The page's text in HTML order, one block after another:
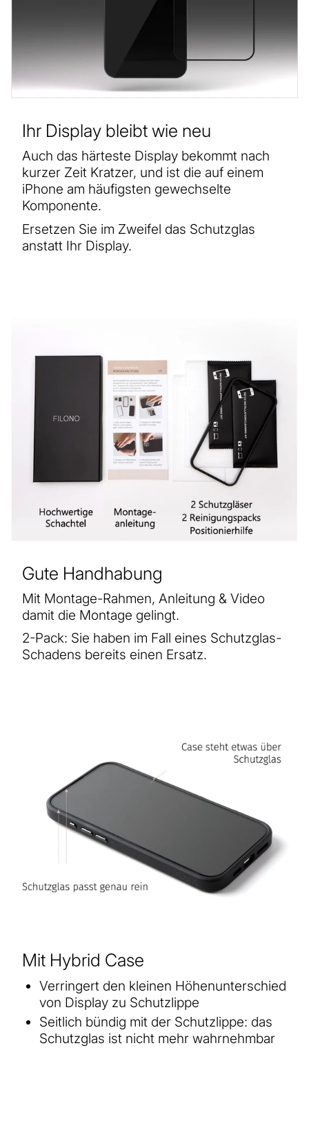
Ihr Display bleibt wie neu
Auch das härteste Display bekommt nach
kurzer Zeit Kratzer, und ist die auf einem
iPhone am häufigsten gewechselte
Komponente.
Ersetzen Sie im Zweifel das Schutzglas
anstatt Ihr Display.
Gute Handhabung
Mit Montage-Rahmen, Anleitung & Video
damit die Montage gelingt.
2-Pack: Sie haben im Fall eines Schutzglas-
Schadens bereits einen Ersatz.
Mit Hybrid Case
Verringert den kleinen Höhenunterschied
von Display zu Schutzlippe
Seitlich bündig mit der Schutzlippe: das
Schutzglas ist nicht mehr wahrnehmbar